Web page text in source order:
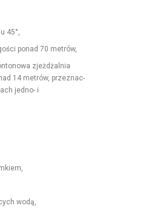
45°,
pon­ad 70 metrów,
zjeżdżal­nia
14 metrów, przez­nac­
jed­no- i
wodą,